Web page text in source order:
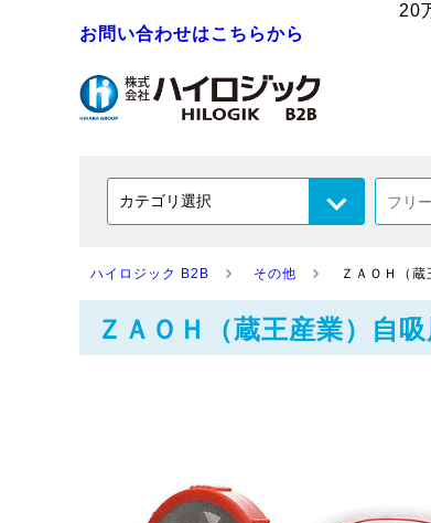
20
お問い合わせはこちらから
ハイロジック B2B その他 ＺＡＯＨ（
ＺＡＯＨ（蔵王産業）自